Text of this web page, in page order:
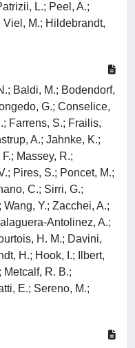
L.; Peel, A.;
Viel, M.; Hildebrandt,
Baldi, M.; Bodendorf,
G.; Conselice,
Farrens, S.; Frailis,
A.; Jahnke, K.;
Massey, R.;
Pires, S.; Poncet, M.;
C.; Sirri, G.;
Y.; Zacchei, A.;
Antolinez, A.;
H. M.; Davini,
H.; Hook, I.; Ilbert,
R. B.;
E.; Sereno, M.;